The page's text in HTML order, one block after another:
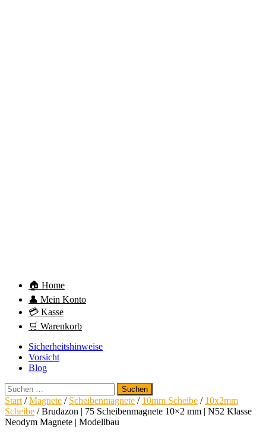
🏠 Home
👤 Mein Konto
💳 Kasse
🛒 Warenkorb
Sicherheitshinweise
Vorsicht
Blog
Suchen
nach:
Start /Magnete / Scheibenmagnete / 10mm Scheibe / 10x2mm
Scheibe / Brudazon | 75 Scheibenmagnete 10×2 mm | N52 Klasse
Neodym Magnete | Modellbau